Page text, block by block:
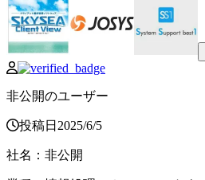
非公開のユーザー
投稿日 2025/6/5
社名 ： 非公開